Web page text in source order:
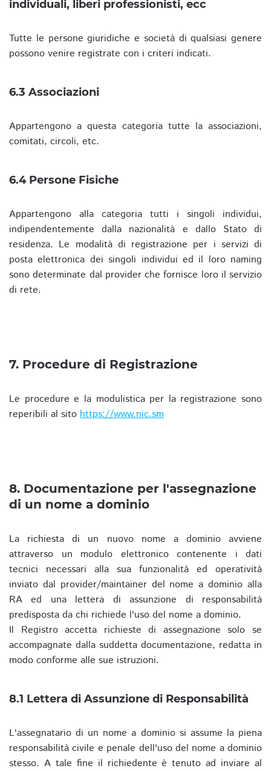
individuali, liberi professionisti, ecc
Tutte le persone giuridiche e società di qualsiasi genere
possono venire registrate con i criteri indicati.
6.3 Associazioni
Appartengono a questa categoria tutte la associazioni,
comitati, circoli, etc.
6.4 Persone Fisiche
Appartengono alla categoria tutti i singoli individui,
indipendentemente dalla nazionalità e dallo Stato di
residenza. Le modalità di registrazione per i servizi di
posta elettronica dei singoli individui ed il loro naming
sono determinate dal provider che fornisce loro il servizio
di rete.
7. Procedure di Registrazione
Le procedure e la modulistica per la registrazione sono
reperibili al sito https://www.nic.sm
8. Documentazione per l'assegnazione
di un nome a dominio
La richiesta di un nuovo nome a dominio avviene
attraverso un modulo elettronico contenente i dati
tecnici necessari alla sua funzionalità ed operatività
inviato dal provider/maintainer del nome a dominio alla
RA ed una lettera di assunzione di responsabilità
predisposta da chi richiede l'uso del nome a dominio.
Il Registro accetta richieste di assegnazione solo se
accompagnate dalla suddetta documentazione, redatta in
modo conforme alle sue istruzioni.
8.1 Lettera di Assunzione di Responsabilità
L'assegnatario di un nome a dominio si assume la piena
responsabilità civile e penale dell'uso del nome a dominio
stesso. A tale fine il richiedente è tenuto ad inviare al